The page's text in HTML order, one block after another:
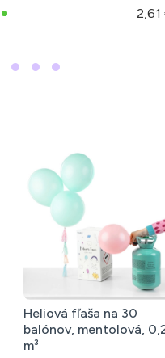
2,61
Heliová fľaša na 30
balónov, mentolová,
m³